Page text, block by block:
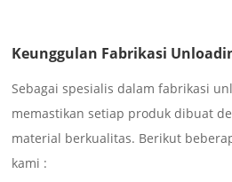
Keunggulan Fabrikasi
Sebagai spesialis dalam fabrikasi
memastikan setiap produk dibuat
material berkualitas. Berikut
kami :